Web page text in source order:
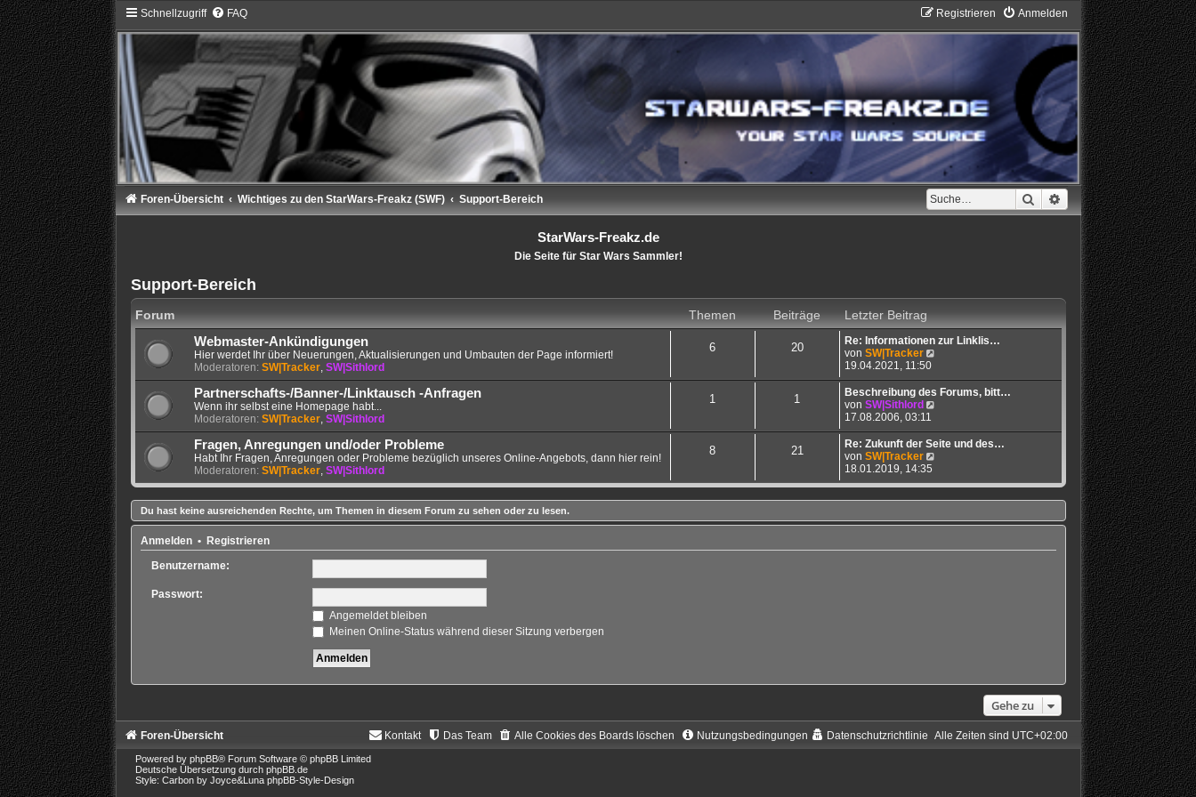
Schnellzugriff FAQ Anmelden
Registrieren
Suche Erweiterte Suche
Foren-Übersicht Wichtiges zu den StarWars-Freakz (SWF) Support-Bereich
StarWars-Freakz.de
Die Seite für Star Wars Sammler!
Support-Bereich
Forum Themen Beiträge
Letzter Beitrag
Webmaster-Ankündigungen
Hier werdet Ihr über Neuerungen, Aktualisierungen und Umbauten der Page informiert!
Moderatoren: SW|Tracker, SW|Sithlord
6 20
Re: Informationen zur Linklis…
von SW|Tracker
e
r
B
t
r
g
19.04.2021, 11:50
Partnerschafts-/Banner-/Linktausch -Anfragen
Wenn ihr selbst eine Homepage habt...
Moderatoren: SW|Tracker, SW|Sithlord
1 1
Beschreibung des Forums, bitt…
von SW|Sithlord
e
r
B
i
r
17.08.2006, 03:11
Fragen, Anregungen und/oder Probleme
Habt Ihr Fragen, Anregungen oder Probleme bezüglich unseres Online-Angebots, dann hier rein!
Moderatoren: SW|Tracker, SW|Sithlord
8 21
Re: Zukunft der Seite und des…
von SW|Tracker
s
e
B
18.01.2019, 14:35
Du hast keine ausreichenden Rechte, um Themen in diesem Forum zu sehen oder zu lesen.
Anmelden• Registrieren
Benutzername:
Passwort:
Angemeldet bleiben
Meinen Online-Status während dieser Sitzung verbergen
Gehe zu
Foren-Übersicht Alle Zeiten sind UTC+02:00
Nutzungsbedingungen Datenschutzrichtlinie
Alle Cookies des Boards löschen
Das Team
Kontakt
Powered by phpBB® Forum Software © phpBB Limited
Deutsche Übersetzung durch phpBB.de
Style: Carbon by Joyce&Luna phpBB-Style-Design